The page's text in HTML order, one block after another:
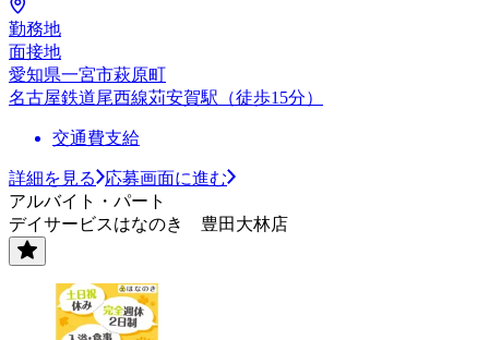
勤務地
面接地
愛知県一宮市萩原町
名古屋鉄道尾西線苅安賀駅（徒歩15分）
交通費支給
詳細を見る
応募画面に進む
アルバイト・パート
デイサービスはなのき 豊田大林店